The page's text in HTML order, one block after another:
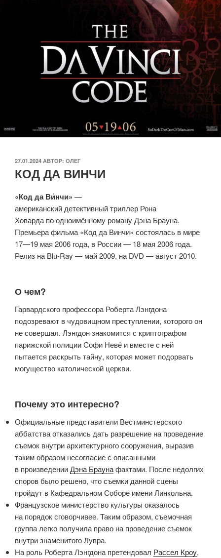
ОПУБЛИКОВАНО
27.01.2024 АВТОР: ОЛЕГ
КОД ДА ВИНЧИ
«Код да Ви́нчи» —
американский детективный триллер Рона
Ховарда по одноимённому роману Дэна Брауна.
Премьера фильма «Код да Винчи» состоялась в мире
17—19 мая 2006 года, в России — 18 мая 2006 года.
Релиз на Blu-Ray — май 2009, на DVD — август 2010.
О чем?
Гарвардского профессора Роберта Лэнгдона
подозревают в чудовищном преступлении, которого он
не совершал. Лэнгдон знакомится с криптографом
парижской полиции Софи Невё и вместе с ней
пытается раскрыть тайну, которая может подорвать
могущество католической церкви.
Почему это интересно?
Официальные представители Вестминстерского
аббатства отказались дать разрешение на проведение
съемок внутри архитектурного сооружения, выразив
таким образом несогласие с описанными
в произведенииДэна Браунафактами. После недолгих
споров было решено, что съемки данной сцены
пройдут в Кафедральном Соборе имени Линкольна.
Французское министерство культуры оказалось
на порядок сговорчивее. Таким образом, съемочная
группа легко получила право на проведение съемок
внутри знаменитого Лувра.
На роль Роберта Лэнгдона претендовал Рассел Кроу,